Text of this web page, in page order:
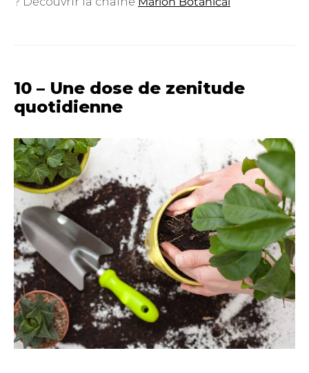
10 – Une dose de zenitude
quotidienne